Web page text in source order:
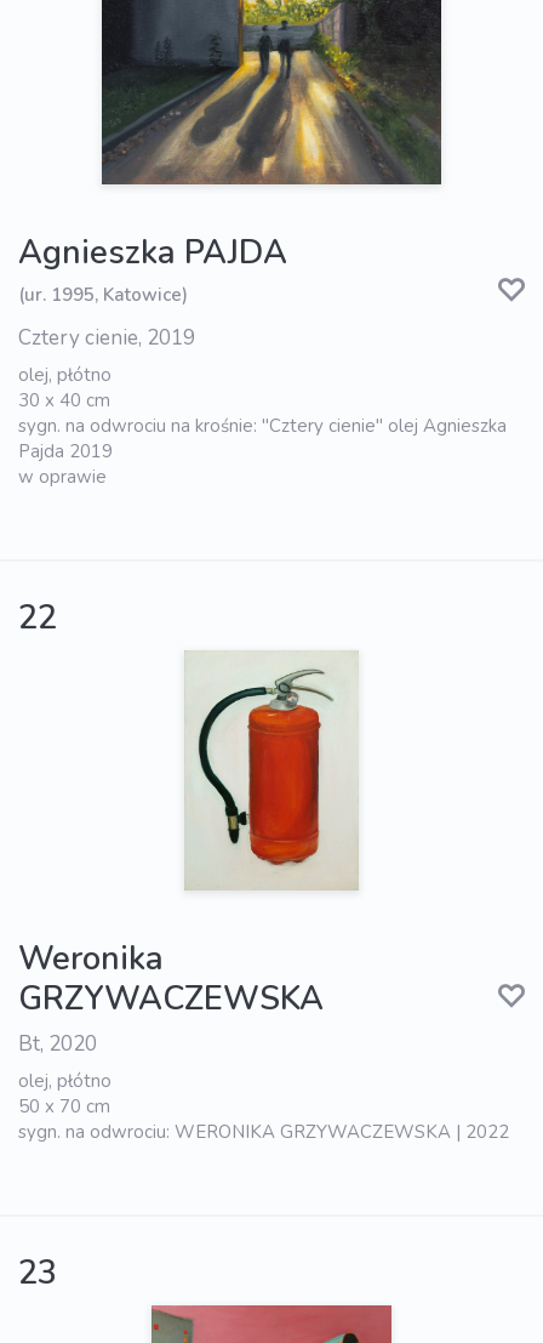
Agnieszka PAJDA
(ur. 1995, Katowice)
Cztery cienie, 2019
olej, płótno
30 x 40 cm
sygn. na odwrociu na krośnie: "Cztery cienie" olej Agnieszka
Pajda 2019
w oprawie
22
Weronika
GRZYWACZEWSKA
Bt, 2020
olej, płótno
50 x 70 cm
sygn. na odwrociu: WERONIKA GRZYWACZEWSKA | 2022
23